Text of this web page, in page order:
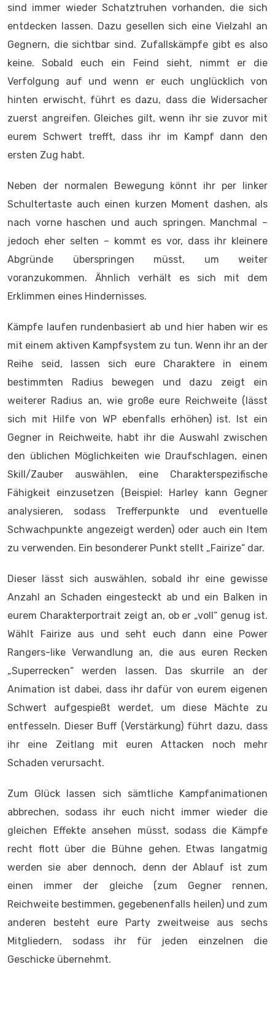
sind immer wieder Schatztruhen vorhanden, die sich
entdecken lassen. Dazu gesellen sich eine Vielzahl an
Gegnern, die sichtbar sind. Zufallskämpfe gibt es also
keine. Sobald euch ein Feind sieht, nimmt er die
Verfolgung auf und wenn er euch unglücklich von
hinten erwischt, führt es dazu, dass die Widersacher
zuerst angreifen. Gleiches gilt, wenn ihr sie zuvor mit
eurem Schwert trefft, dass ihr im Kampf dann den
ersten Zug habt.
Neben der normalen Bewegung könnt ihr per linker
Schultertaste auch einen kurzen Moment dashen, als
nach vorne haschen und auch springen. Manchmal –
jedoch eher selten – kommt es vor, dass ihr kleinere
Abgründe überspringen müsst, um weiter
voranzukommen. Ähnlich verhält es sich mit dem
Erklimmen eines Hindernisses.
Kämpfe laufen rundenbasiert ab und hier haben wir es
mit einem aktiven Kampfsystem zu tun. Wenn ihr an der
Reihe seid, lassen sich eure Charaktere in einem
bestimmten Radius bewegen und dazu zeigt ein
weiterer Radius an, wie große eure Reichweite (lässt
sich mit Hilfe von WP ebenfalls erhöhen) ist. Ist ein
Gegner in Reichweite, habt ihr die Auswahl zwischen
den üblichen Möglichkeiten wie Draufschlagen, einen
Skill/Zauber auswählen, eine Charakterspezifische
Fähigkeit einzusetzen (Beispiel: Harley kann Gegner
analysieren, sodass Trefferpunkte und eventuelle
Schwachpunkte angezeigt werden) oder auch ein Item
zu verwenden. Ein besonderer Punkt stellt „Fairize“ dar.
Dieser lässt sich auswählen, sobald ihr eine gewisse
Anzahl an Schaden eingesteckt ab und ein Balken in
eurem Charakterportrait zeigt an, ob er „voll“ genug ist.
Wählt Fairize aus und seht euch dann eine Power
Rangers-like Verwandlung an, die aus euren Recken
„Superrecken“ werden lassen. Das skurrile an der
Animation ist dabei, dass ihr dafür von eurem eigenen
Schwert aufgespießt werdet, um diese Mächte zu
entfesseln. Dieser Buff (Verstärkung) führt dazu, dass
ihr eine Zeitlang mit euren Attacken noch mehr
Schaden verursacht.
Zum Glück lassen sich sämtliche Kampfanimationen
abbrechen, sodass ihr euch nicht immer wieder die
gleichen Effekte ansehen müsst, sodass die Kämpfe
recht flott über die Bühne gehen. Etwas langatmig
werden sie aber dennoch, denn der Ablauf ist zum
einen immer der gleiche (zum Gegner rennen,
Reichweite bestimmen, gegebenenfalls heilen) und zum
anderen besteht eure Party zweitweise aus sechs
Mitgliedern, sodass ihr für jeden einzelnen die
Geschicke übernehmt.